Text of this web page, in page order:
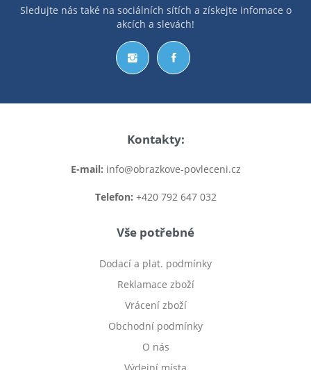
Sledujte nás také na sociálních sítích a získejte infomace o
akcích a slevách!
Kontakty:
E-mail: info@obrazkove-povleceni.cz
Telefon: +420 792 647 032
Vše potřebné
Dodací a plat. podmínky
Reklamace zboží
Vrácení zboží
Obchodní podmínky
O nás